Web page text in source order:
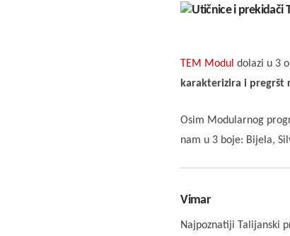
TEM Modul dolazi u 3
karakterizira i pregršt
Osim Modularnog
nam u 3 boje: Bijela,
Vimar
Najpoznatiji Talijanski